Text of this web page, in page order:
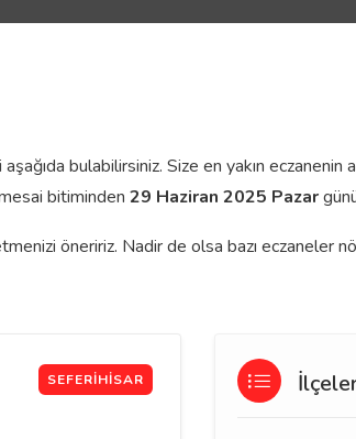
bulabilirsiniz. Size en yakın
bitiminden 29 Haziran 2025 Pazar
öneririz. Nadir de olsa bazı eczaneler
SEFERIHISAR